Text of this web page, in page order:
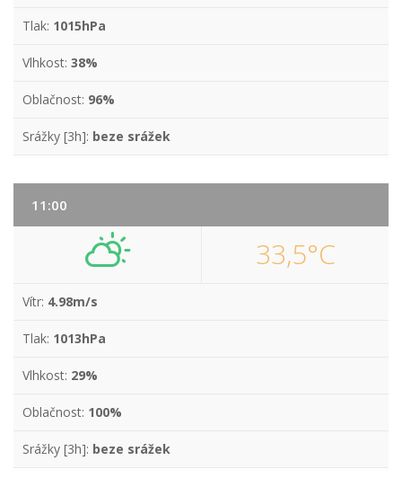
Tlak: 1015hPa
Vlhkost: 38%
Oblačnost: 96%
Srážky [3h]: beze srážek
11:00
33,5°C
Vítr: 4.98m/s
Tlak: 1013hPa
Vlhkost: 29%
Oblačnost: 100%
Srážky [3h]: beze srážek